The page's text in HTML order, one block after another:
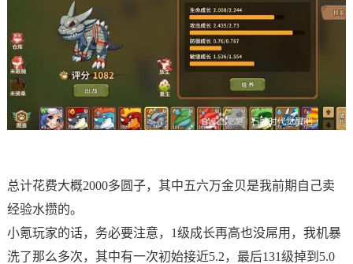
总计花费大概2000多圆子，其中五六万金贝是我前期自己卖
经验水攒的。
小氪玩家的话，务必要注意，1级成长再高也没屌用，我机暴
洗了那么多次，其中有一次初始接近5.2，最后131级掉到5.0